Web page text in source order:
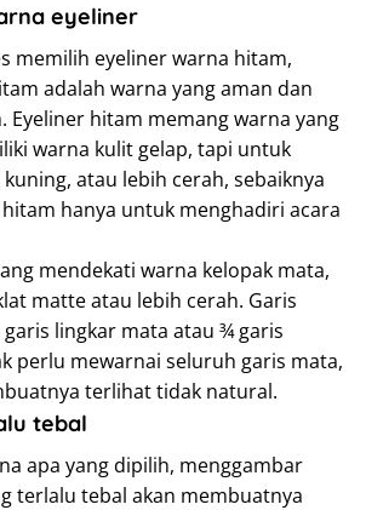
eyeliner
memilih eyeliner warna hitam,
adalah warna yang aman dan
Eyeliner hitam memang warna yang
warna kulit gelap, tapi untuk
atau lebih cerah, sebaiknya
hanya untuk menghadiri acara
mendekati warna kelopak mata,
matte atau lebih cerah. Garis
lingkar mata atau ¾ garis
perlu mewarnai seluruh garis mata,
terlihat tidak natural.
tebal
apa yang dipilih, menggambar
terlalu tebal akan membuatnya